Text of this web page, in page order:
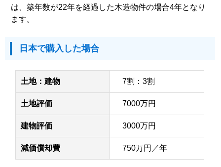
は、築年数が22年を経過した木造物件の場合4年となり
ます。
日本で購入した場合
土地：建物 7割：3割
土地評価 7000万円
建物評価 3000万円
減価償却費 750万円／年